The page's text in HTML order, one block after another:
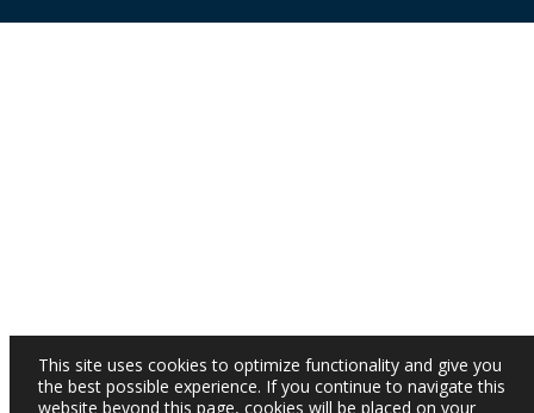
This site uses cookies to optimize functionality and give you
the best possible experience. If you continue to navigate this
website beyond this page, cookies will be placed on your